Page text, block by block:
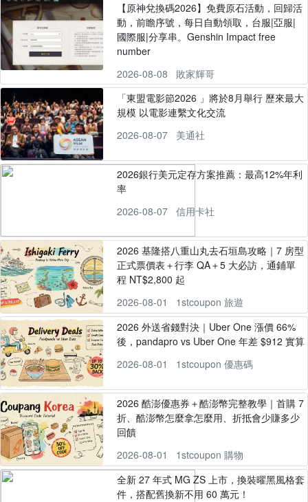
【原神兌換碼2026】免費原石活動，回歸活
動，前瞻序號，每日自動領取，台服|亞服|
國際服|分享串。Genshin Impact free
number
2026-08-08
敗家輝哥
「東盟電影節2026 」將於8月舉行 歷來最大
規模 以電影連繫文化交流
2026-08-07
美通社
2026銀行美元定存方案推薦：最高12%年利
率
2026-08-07
信用卡社
2026 基隆搭八重山丸去石垣島攻略｜7 房型
正式票價表＋行李 QA＋5 大必訪，通鋪單
程 NT$2,800 起
2026-08-01
1stcoupon 旅遊
2026 外送省錢對決｜Uber One 漲價 66%
後，pandapro vs Uber One 年差 $912 實算
2026-08-01
1stcoupon 優惠碼
2026 酷澎優惠券＋酷澎幣完整教學｜首購 7
折、酷澎幣怎麼拿怎麼用、折抵會少賺多少
回饋
2026-08-01
1stcoupon 購物
全新 27 年式 MG ZS 上市，換裝曜黑風格套
件，搭配舊換新不用 60 萬元！